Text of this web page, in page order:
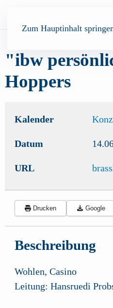
Zum Hauptinhalt
"ibw
Hoppers
Kalender
Datum
URL
Drucken Google
Beschreibung
Wohlen, Casino
Leitung: Hansruedi